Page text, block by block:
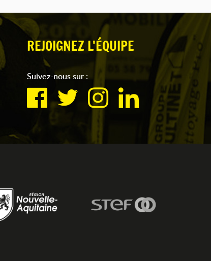
REJOIGNEZ L'ÉQUIPE
Suivez-nous sur :